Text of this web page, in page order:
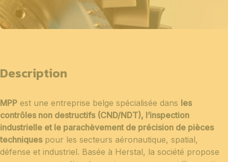
Description
MPP est une entreprise belge spécialisée dans les
contrôles non destructifs (CND/NDT), l’inspection
industrielle et le parachèvement de précision de pièces
techniquespour les secteurs aéronautique, spatial,
défense et industriel. Basée à Herstal, la société propose